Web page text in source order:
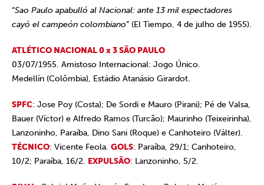
“Sao Paulo apabulló al Nacional: ante 13 mil espectadores
cayó el campeón colombiano” (El Tiempo, 4 de julho de 1955).
ATLÉTICO NACIONAL 0 x 3 SÃO PAULO
03/07/1955. Amistoso Internacional: Jogo Único.
Medellín (Colômbia), Estádio Atanásio Girardot.
SPFC: Jose Poy (Costa); De Sordi e Mauro (Pirani); Pé de Valsa,
Bauer (Víctor) e Alfredo Ramos (Turcão); Maurinho (Teixeirinha),
Lanzoninho, Paraíba, Dino Sani (Roque) e Canhoteiro (Válter).
TÉCNICO: Vicente Feola. GOLS: Paraíba, 29/1; Canhoteiro,
10/2; Paraíba, 16/2. EXPULSÃO: Lanzoninho, 5/2.